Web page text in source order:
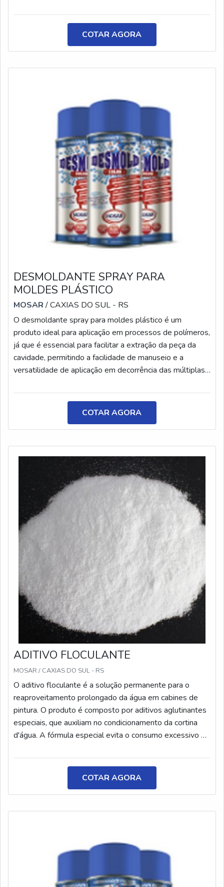
que são responsáveis por gerar espuma ou arraste. As
caldeiras necessitam de água da melhor qualidade para
que, assim, possam funcionar com o máximo
desempenho.INFORMAÇÕES SOBRE O
COTAR AGORA
DESMOLDANTE SPRAY PARA
MOLDES PLÁSTICO
MOSAR/ CAXIAS DO SUL - RS
O desmoldante spray para moldes plástico é um
produto ideal para aplicação em processos de polímeros,
já que é essencial para facilitar a extração da peça da
cavidade, permitindo a facilidade de manuseio e a
versatilidade de aplicação em decorrência das múltiplas
produto possui alta resistência térmica, fornecendo
proteção anticorrosiva temporária para metais, além de
ser ideal para os processos de injeção de plásticos e
borrachas. Além do m
COTAR AGORA
ADITIVO FLOCULANTE
MOSAR / CAXIAS DO SUL - RS
O aditivo floculante é a solução permanente para o
reaproveitamento prolongado da água em cabines de
pintura. O produto é composto por aditivos aglutinantes
especiais, que auxiliam no condicionamento da cortina
d'água. A fórmula especial evita o consumo excessivo de
responsável por evitar o acúmulo de tinta no tanque, o
entupimento de bombas, tubulações e canais de
remoção.INFORMAÇÕES SOBRE O PRODUTOO
aditivo é muito importante para aumentar
COTAR AGORA